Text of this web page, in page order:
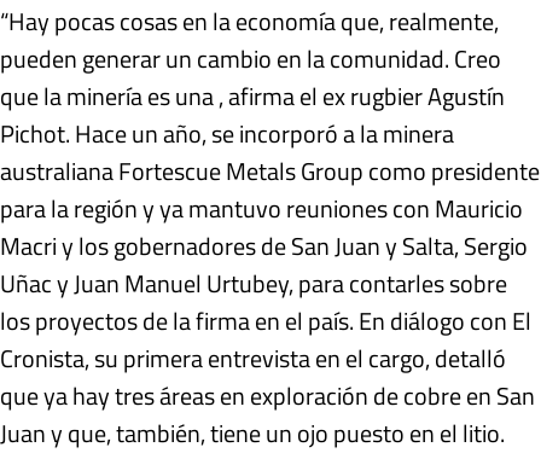
“Hay pocas cosas en la economía que, realmente,
pueden generar un cambio en la comunidad. Creo
que la minería es una , afirma el ex rugbier Agustín
Pichot. Hace un año, se incorporó a la minera
australiana Fortescue Metals Group como presidente
para la región y ya mantuvo reuniones con Mauricio
Macri y los gobernadores de San Juan y Salta, Sergio
Uñac y Juan Manuel Urtubey, para contarles sobre
los proyectos de la firma en el país. En diálogo con El
Cronista, su primera entrevista en el cargo, detalló
que ya hay tres áreas en exploración de cobre en San
Juan y que, también, tiene un ojo puesto en el litio.